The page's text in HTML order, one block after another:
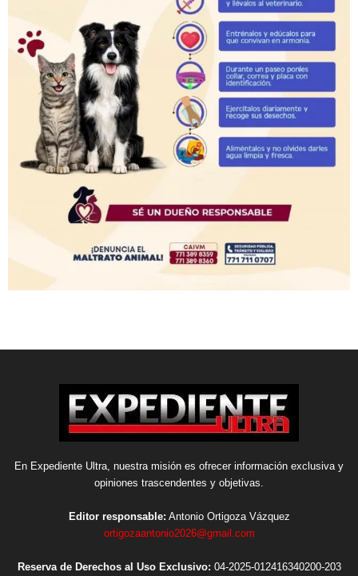
En Expediente Ultra, nuestra misión es ofrecer información exclusiva y
opiniones trascendentes y objetivas.
Editor responsable: Antonio Ortigoza Vázquez
ortigozaantonio2026@gmail.com
Reserva de Derechos al Uso Exclusivo: 04-2025-012416340200-203